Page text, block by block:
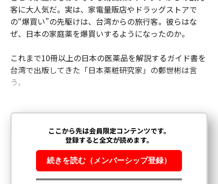
客に大人気だ。実は、家電量販店やドラッグストアで
の“爆買い”の先駆けは、台湾からの旅行客。彼らはな
ぜ、日本の家庭薬を爆買いするようになったのか。
これまで10冊以上の日本の医薬品を解説するガイド書を
台湾で出版してきた「日本薬粧研究家」の鄭世彬は言
う。